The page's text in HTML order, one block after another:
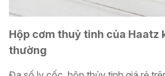
Hộp cơm thuỷ tinh của Haatz
thường